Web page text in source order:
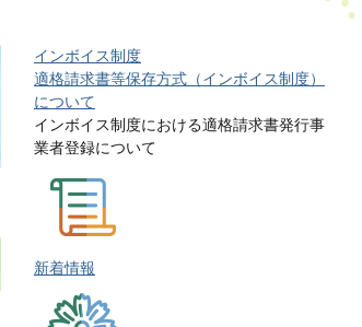
インボイス制度
適格請求書等保存方式（インボイス制度）
について
インボイス制度における適格請求書発行事
業者登録について
新着情報